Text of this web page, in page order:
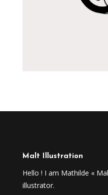
Malt Illustration
Hello ! I am Mathilde «
illustrator.